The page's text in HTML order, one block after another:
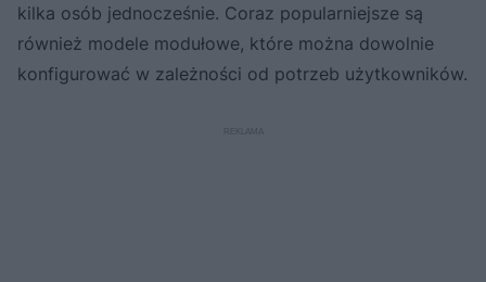
kilka osób jednocześnie. Coraz popularniejsze są
również modele modułowe, które można dowolnie
konfigurować w zależności od potrzeb użytkowników.